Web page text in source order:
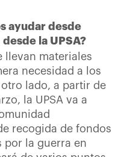
ayudar desde
la UPSA?
llevan materiales
necesidad a los
lado, a partir de
la UPSA va a
recogida de fondos
por la guerra en